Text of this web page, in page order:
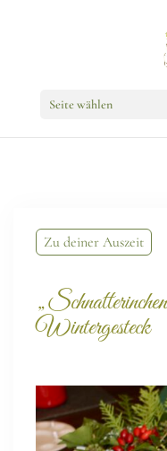
Seite wählen
Zu deiner Auszeit
Wintergesteck